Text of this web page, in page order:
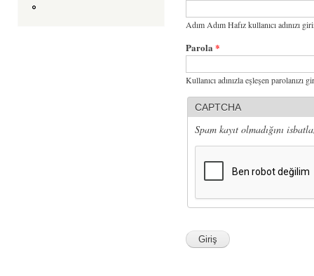
Adım Adım Hafız kullanıcı adınızı
Parola *
Kullanıcı adınızla eşleşen parolanızı
CAPTCHA
Spam kayıt olmadığını